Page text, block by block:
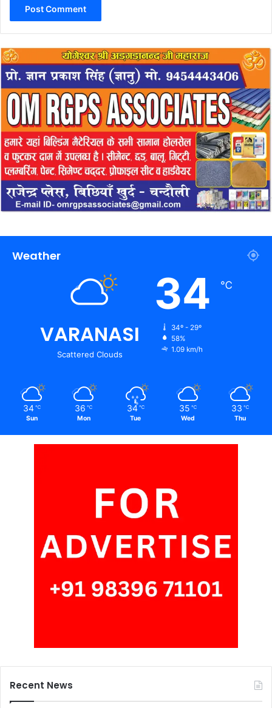
Weather
VARANASI
Scattered Clouds
34 ℃
34º - 29º
58%
1.09 km/h
34 ℃
Sun
36 ℃
Mon
34 ℃
Tue
35 ℃
Wed
33 ℃
Thu
Recent News